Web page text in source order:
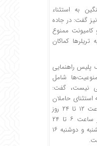
به استثناء
گفت: در جاده
کامیونت ممنوع
کماکان
پلیس راهنمایی
شامل
نیست، گفت:
استثنای حاملان
مواد سوختی و فاسد شدنی از ساعت ۱۲ تا ۲۴ روز
چهارشنبه ۱۵ تیرماه و همچنین از ساعت ۶ تا ۲۴
روزهای پنجشنبه، جمعه، شنبه، یکشنبه و دوشنبه ۱۶